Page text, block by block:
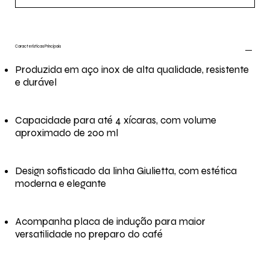
Características Principais
Produzida em aço inox de alta qualidade, resistente
e durável
Capacidade para até 4 xícaras, com volume
aproximado de 200 ml
Design sofisticado da linha Giulietta, com estética
moderna e elegante
Acompanha placa de indução para maior
versatilidade no preparo do café